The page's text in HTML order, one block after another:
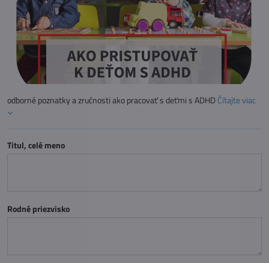
odborné poznatky a zručnosti ako pracovať s deťmi s ADHD Čítajte viac
Titul, celé meno
Rodné priezvisko